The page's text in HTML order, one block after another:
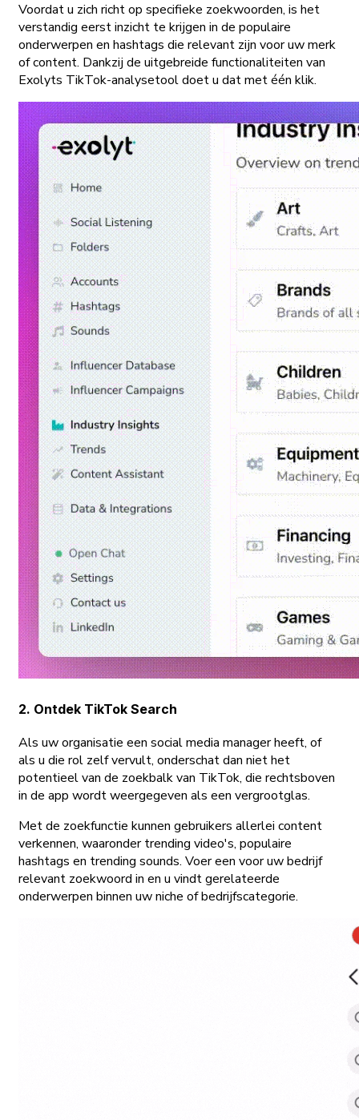
Voordat u zich richt op specifieke zoekwoorden, is het
verstandig eerst inzicht te krijgen in de populaire
onderwerpen en hashtags die relevant zijn voor uw merk
of content. Dankzij de uitgebreide functionaliteiten van
Exolyts TikTok-analysetool doet u dat met één klik.
2. Ontdek TikTok Search
Als uw organisatie een social media manager heeft, of
als u die rol zelf vervult, onderschat dan niet het
potentieel van de zoekbalk van TikTok, die rechtsboven
in de app wordt weergegeven als een vergrootglas.
Met de zoekfunctie kunnen gebruikers allerlei content
verkennen, waaronder trending video's, populaire
hashtags en trending sounds. Voer een voor uw bedrijf
relevant zoekwoord in en u vindt gerelateerde
onderwerpen binnen uw niche of bedrijfscategorie.